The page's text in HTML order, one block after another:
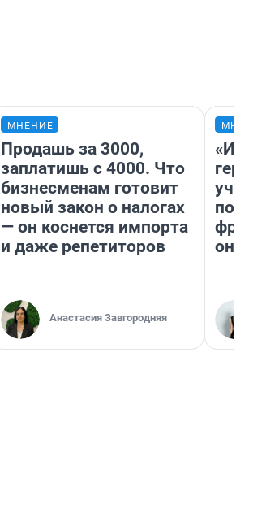
МНЕНИЕ
Продашь за 3000,
заплатишь с 4000. Что
бизнесменам готовит
новый закон о налогах
— он коснется импорта
и даже репетиторов
Анастасия Завгородняя
учит
она